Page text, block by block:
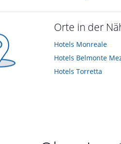
Orte in der
Hotels Monreale
Hotels Belmonte
Hotels Torretta